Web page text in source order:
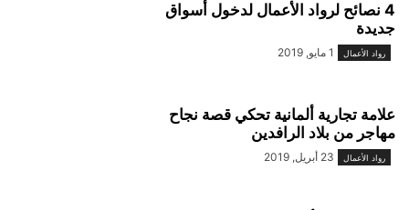
4 نصائح لرواد الأعمال لدخول أسواق
جديدة
رواد الأعمال 1 مايو, 2019
علامة تجارية ألمانية تحكي قصة نجاح
مهاجر من بلاد الرافدين
رواد الأعمال 23 أبريل, 2019